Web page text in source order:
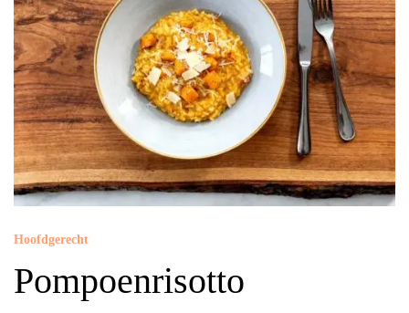
Hoofdgerecht
Pompoenrisotto